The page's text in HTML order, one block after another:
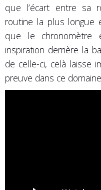
que l’écart entre sa
routine la plus longue
que le chronomètre
inspiration derrière la
de celle-ci, celà laisse
preuve dans ce